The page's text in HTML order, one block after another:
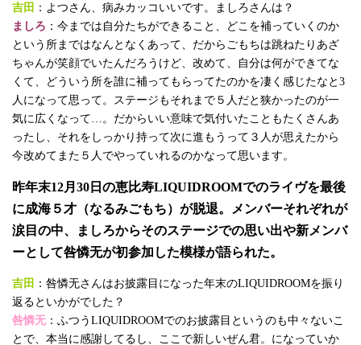
吉田 ：よつさん、病みカッコいいです。ましろさんは？
ましろ ：今までは自分たちができること、どこを補っていくのか
という所まではなんとなくあって、だからごもちは跳ねたりあざ
ちゃんが笑顔でいたんだろうけど、改めて、自分は何ができてな
くて、どういう所を誰に補ってもらってたのかを凄く感じたなと3
人になって思って。ステージもそれまで５人だと狭かったのが一
気に広くなって…。だからいい意味で気付いたこともたくさんあ
ったし、それをしっかり持って次に進もうって３人が思えたから
今改めてまた５人でやっていれるのかなって思います。
昨年末12月30日の恵比寿LIQUIDROOMでのライヴを最後
に成海５才（なるみごもち）が脱退。メンバーそれぞれが
涙目の中、ましろからそのステージでの思い出や新メンバ
ーとして咎憐无が初参加した模様が語られた。
吉田 ：咎憐无さんはお披露目になった年末のLIQUIDROOMを振り
返るといかがでした？
咎憐无：ふつうLIQUIDROOMでのお披露目というのも中々ないこ
とで、本当に感謝してるし、ここで新しいぜん君。になっていか